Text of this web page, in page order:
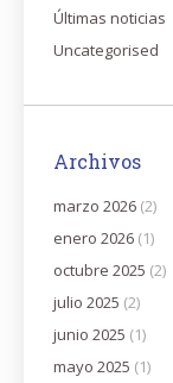
Últimas noticias
Uncategorised
Archivos
marzo 2026 (2)
enero 2026 (1)
octubre 2025 (2)
julio 2025 (2)
junio 2025 (1)
mayo 2025 (1)